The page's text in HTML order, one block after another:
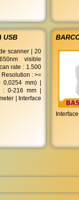
USB
scanner | 20
visible
rate : 1.500
: >=
mm) |
0-216 mm |
| Interface